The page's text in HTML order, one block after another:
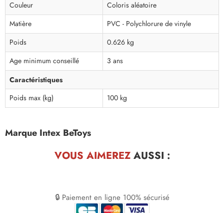
Couleur
Coloris aléatoire
Matière
PVC - Polychlorure de vinyle
Poids
0.626 kg
Age minimum conseillé
3 ans
Caractéristiques
Poids max (kg) 100 kg
Marque Intex BeToys
VOUS AIMEREZAUSSI :
🔒 Paiement en ligne 100% sécurisé